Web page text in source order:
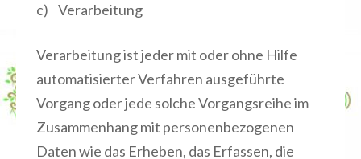
c) Verarbeitung
Verarbeitung ist jeder mit oder ohne Hilfe
automatisierter Verfahren ausgeführte
Vorgang oder jede solche Vorgangsreihe im
Zusammenhang mit personenbezogenen
Daten wie das Erheben, das Erfassen, die